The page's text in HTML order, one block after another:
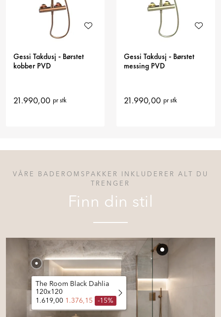
Gessi Takdusj - Børstet
kobber PVD
21.990,00 pr stk
Gessi Takdusj - Børstet
messing PVD
21.990,00 pr stk
The Room Black Dahlia
120x120
1.619,00 1.376,15 -15%
VÅRE BADEROMSPAKKER INKLUDERER ALT DU
TRENGER
Finn din stil